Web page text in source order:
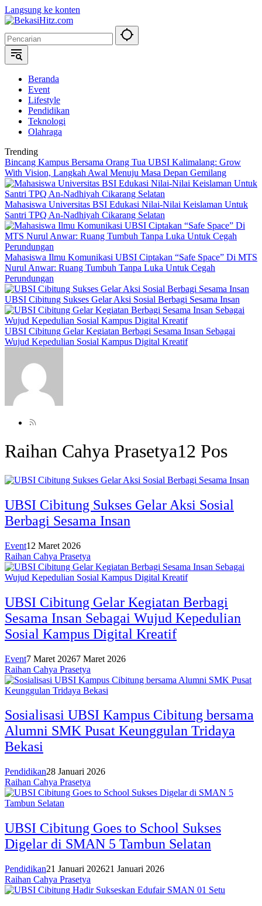
Langsung ke konten
Beranda
Event
Lifestyle
Pendidikan
Teknologi
Olahraga
Trending
Bincang Kampus Bersama Orang Tua UBSI Kalimalang: Grow
With Vision, Langkah Awal Menuju Masa Depan Gemilang
Mahasiswa Universitas BSI Edukasi Nilai-Nilai Keislaman Untuk
Santri TPQ An-Nadhiyah Cikarang Selatan
Mahasiswa Ilmu Komunikasi UBSI Ciptakan “Safe Space” Di MTS
Nurul Anwar: Ruang Tumbuh Tanpa Luka Untuk Cegah
Perundungan
UBSI Cibitung Sukses Gelar Aksi Sosial Berbagi Sesama Insan
UBSI Cibitung Gelar Kegiatan Berbagi Sesama Insan Sebagai
Wujud Kepedulian Sosial Kampus Digital Kreatif
Raihan Cahya Prasetya12 Pos
UBSI Cibitung Sukses Gelar Aksi Sosial
Berbagi Sesama Insan
Event12 Maret 2026
Raihan Cahya Prasetya
UBSI Cibitung Gelar Kegiatan Berbagi
Sesama Insan Sebagai Wujud Kepedulian
Sosial Kampus Digital Kreatif
Event7 Maret 20267 Maret 2026
Raihan Cahya Prasetya
Sosialisasi UBSI Kampus Cibitung bersama
Alumni SMK Pusat Keunggulan Tridaya
Bekasi
Pendidikan28 Januari 2026
Raihan Cahya Prasetya
UBSI Cibitung Goes to School Sukses
Digelar di SMAN 5 Tambun Selatan
Pendidikan21 Januari 202621 Januari 2026
Raihan Cahya Prasetya